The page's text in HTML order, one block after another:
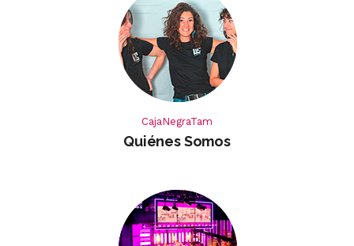
CajaNegraTam
QuiénesSomos